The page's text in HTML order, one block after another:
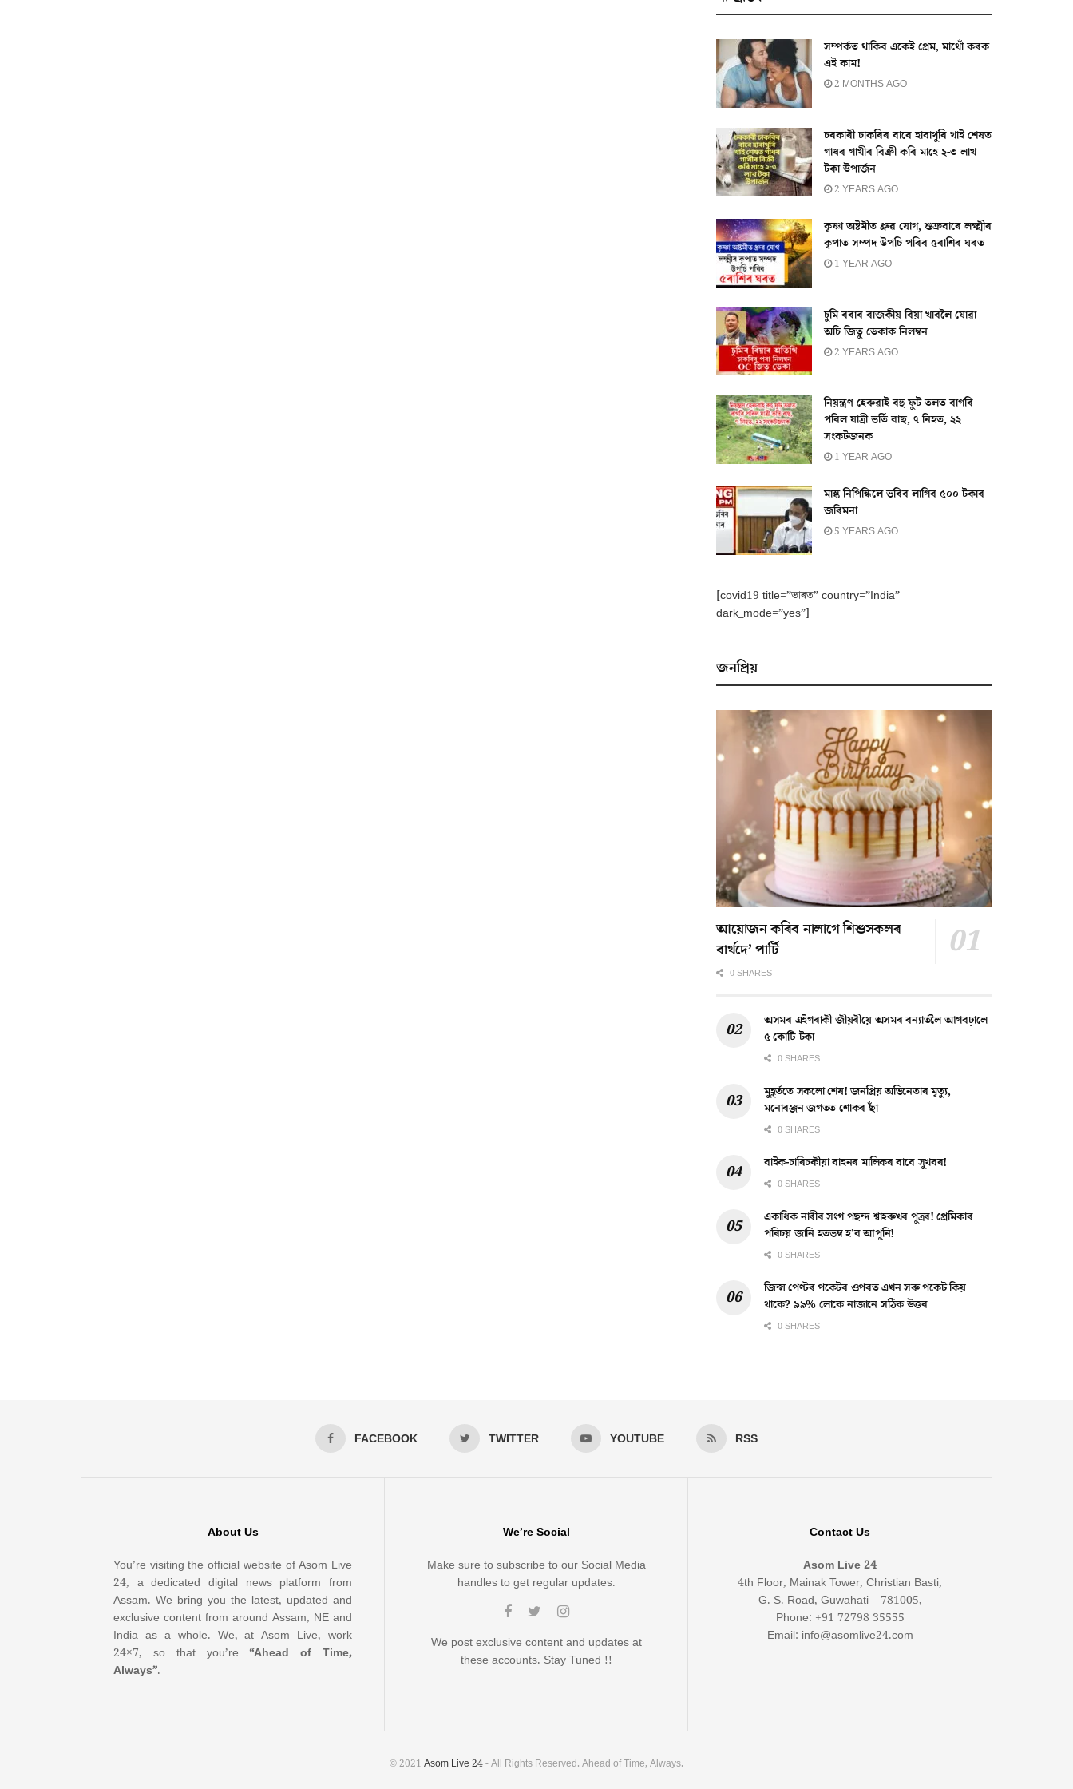
সম্পৰ্কত থাকিব একেই প্ৰেম, মাথোঁ কৰক
এই কাম!
2 MONTHS AGO
চৰকাৰী চাকৰিৰ বাবে হাবাথুৰি খাই শেষত
গাধৰ গাখীৰ বিক্ৰী কৰি মাহে ২-৩ লাখ
টকা উপাৰ্জন
2 YEARS AGO
কৃষ্ণা অষ্টমীত ধ্ৰুৱ যোগ, শুক্ৰবাৰে লক্ষ্মীৰ
কৃপাত সম্পদ উপচি পৰিব ৫ৰাশিৰ ঘৰত
1 YEAR AGO
চুমি বৰাৰ ৰাজকীয় বিয়া খাবলৈ যোৱা
অচি জিতু ডেকাক নিলম্বন
2 YEARS AGO
নিয়ন্ত্ৰণ হেৰুৱাই বহু ফুট তলত বাগৰি
পৰিল যাত্ৰী ভৰ্তি বাছ, ৭ নিহত, ২২
সংকটজনক
1 YEAR AGO
মাস্ক নিপিন্ধিলে ভৰিব লাগিব ৫০০ টকাৰ
জৰিমনা
5 YEARS AGO
[covid19 title=”ভাৰত” country=”India”
dark_mode=”yes”]
জনপ্ৰিয়
আয়োজন কৰিব নালাগে শিশুসকলৰ
বাৰ্থদে’ পাৰ্টি
0 SHARES
অসমৰ এইগৰাকী জীয়ৰীয়ে অসমৰ বন্যাৰ্তলৈ আগবঢ়ালে
৫ কোটি টকা
0 SHARES
মুহূৰ্ততে সকলো শেষ! জনপ্ৰিয় অভিনেতাৰ মৃত্যু,
মনোৰঞ্জন জগতত শোকৰ ছাঁ
0 SHARES
বাইক-চাৰিচকীয়া বাহনৰ মালিকৰ বাবে সুখবৰ!
0 SHARES
একাধিক নাৰীৰ সংগ পছন্দ শ্বাহৰুখৰ পুত্ৰৰ! প্ৰেমিকাৰ
পৰিচয় জানি হতভম্ব হ’ব আপুনি!
0 SHARES
জিন্স পেণ্টৰ পকেটৰ ওপৰত এখন সৰু পকেট কিয়
থাকে? ৯৯% লোকে নাজানে সঠিক উত্তৰ
0 SHARES
FACEBOOK TWITTER YOUTUBE RSS
About Us
You’re visiting the official website of Asom Live
24, a dedicated digital news platform from
Assam. We bring you the latest, updated and
exclusive content from around Assam, NE and
India as a whole. We, at Asom Live, work
24×7, so that you’re“Ahead of Time,
Always”.
We’re Social
Make sure to subscribe to our Social Media
handles to get regular updates.
We post exclusive content and updates at
these accounts. Stay Tuned !!
Contact Us
Asom Live 24
4th Floor, Mainak Tower, Christian Basti,
G. S. Road, Guwahati – 781005,
Phone: +91 72798 35555
Email: info@asomlive24.com
© 2021 Asom Live 24- All Rights Reserved. Ahead of Time, Always.